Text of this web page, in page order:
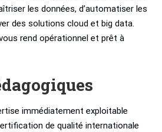
les données, d’automatiser les
des solutions cloud et big data.
rend opérationnel et prêt à
immédiatement exploitable
de qualité internationale